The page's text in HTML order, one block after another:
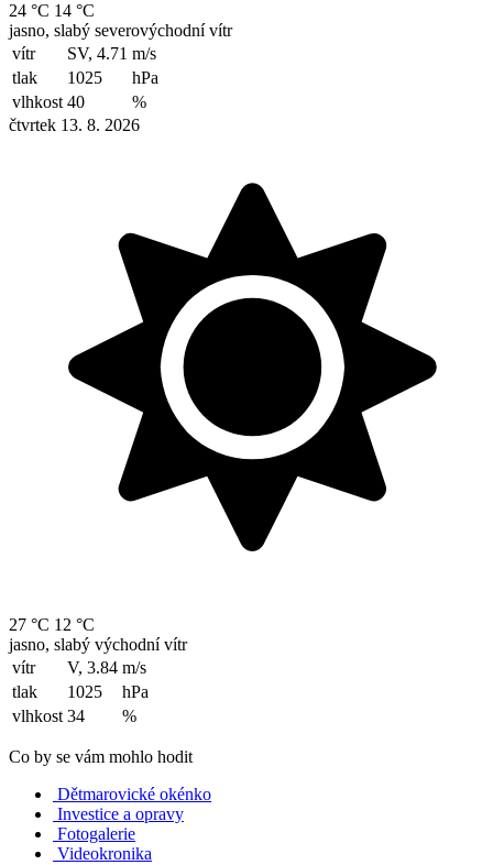
24 °C 14 °C
jasno, slabý severovýchodní vítr
vítr
SV, 4.71 m/s
tlak
1025
hPa
vlhkost 40
%
čtvrtek 13. 8. 2026
27 °C 12 °C
jasno, slabý východní vítr
vítr
V, 3.84 m/s
tlak
1025
hPa
vlhkost 34 %
Co by se vám mohlo hodit
Dětmarovické okénko
Investice a opravy
Fotogalerie
Videokronika